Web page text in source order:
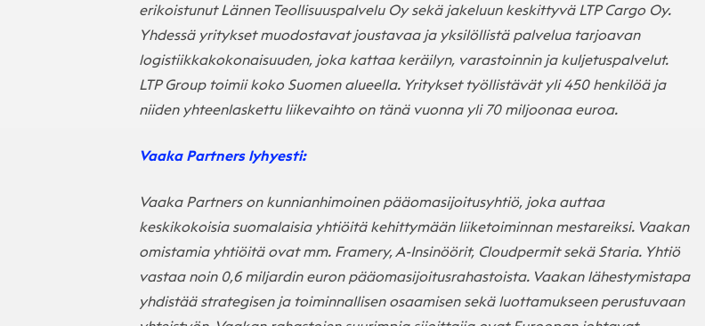
erikoistunut Lännen Teollisuuspalvelu Oy sekä jakeluun keskittyvä LTP Cargo Oy.
Yhdessä yritykset muodostavat joustavaa ja yksilöllistä palvelua tarjoavan
logistiikkakokonaisuuden, joka kattaa keräilyn, varastoinnin ja kuljetuspalvelut.
LTP Group toimii koko Suomen alueella. Yritykset työllistävät yli 450 henkilöä ja
niiden yhteenlaskettu liikevaihto on tänä vuonna yli 70 miljoonaa euroa.
Vaaka Partners lyhyesti:
Vaaka Partners on kunnianhimoinen pääomasijoitusyhtiö, joka auttaa
keskikokoisia suomalaisia yhtiöitä kehittymään liiketoiminnan mestareiksi. Vaakan
omistamia yhtiöitä ovat mm. Framery, A-Insinöörit, Cloudpermit sekä Staria. Yhtiö
vastaa noin 0,6 miljardin euron pääomasijoitusrahastoista. Vaakan lähestymistapa
yhdistää strategisen ja toiminnallisen osaamisen sekä luottamukseen perustuvaan